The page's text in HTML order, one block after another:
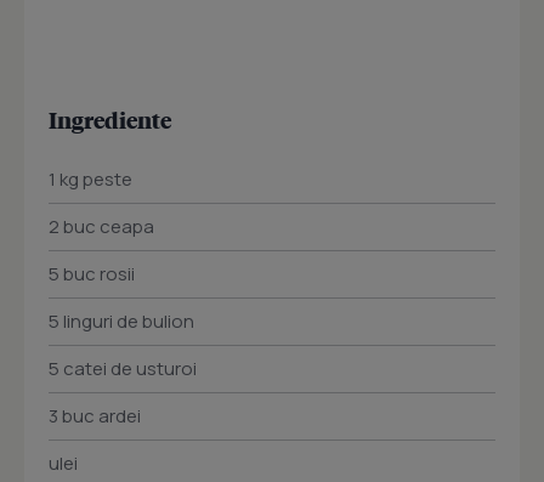
Ingrediente
1 kg peste
2 buc ceapa
5 buc rosii
5 linguri de bulion
5 catei de usturoi
3 buc ardei
ulei